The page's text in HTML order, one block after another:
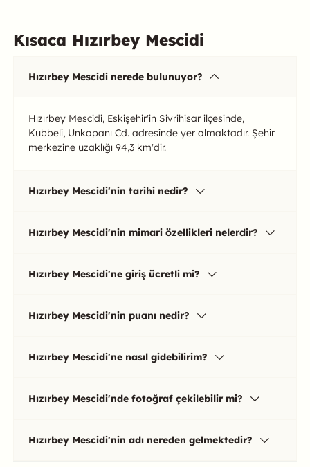
Kısaca Hızırbey Mescidi
Hızırbey Mescidi nerede bulunuyor?
Hızırbey Mescidi, Eskişehir'in Sivrihisar ilçesinde,
Kubbeli, Unkapanı Cd. adresinde yer almaktadır. Şehir
merkezine uzaklığı 94,3 km'dir.
Hızırbey Mescidi'nin tarihi nedir?
Hızırbey Mescidi'nin mimari özellikleri nelerdir?
Hızırbey Mescidi'ne giriş ücretli mi?
Hızırbey Mescidi'nin puanı nedir?
Hızırbey Mescidi'ne nasıl gidebilirim?
Hızırbey Mescidi'nde fotoğraf çekilebilir mi?
Hızırbey Mescidi'nin adı nereden gelmektedir?